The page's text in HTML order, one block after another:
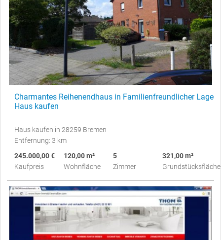
Charmantes Reihenendhaus in Familienfreundlicher Lage
Haus kaufen
Haus kaufen in 28259 Bremen
Entfernung: 3 km
245.000,00 €
Kaufpreis
120,00 m²
Wohnfläche
5
Zimmer
321,00 m²
Grundstücksfläche